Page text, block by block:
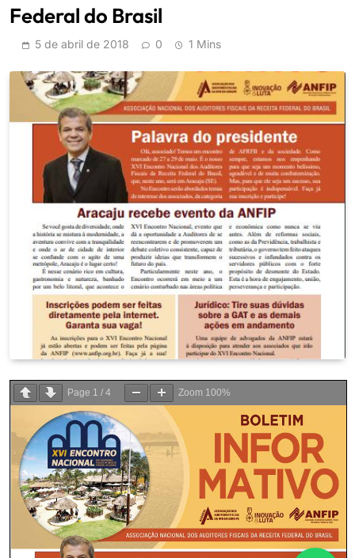
Federal do Brasil
5 de abril de 2018 0 1 Mins
Page 1 / 4 Zoom 100%